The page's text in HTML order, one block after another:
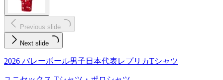
Previous slide
Next slide
2026 バレーボール男子日本代表レプリカTシャツ